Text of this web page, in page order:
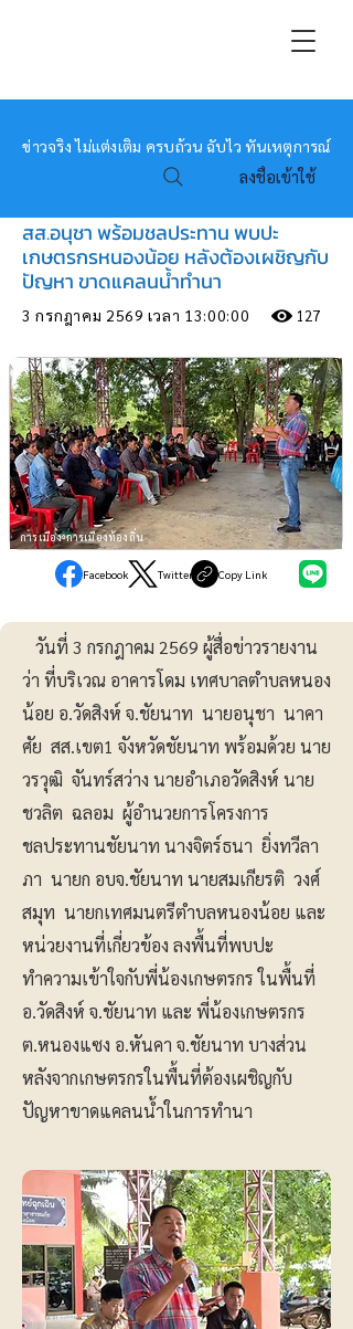
หมอข่าว
ข่าวจริง ไม่แต่งเติม ครบถ้วน ฉับไว ทันเหตุการณ์
ลงชื่อเข้าใช้
สส.อนุชา พร้อมชลประทาน พบปะ
เกษตรกรหนองน้อย หลังต้องเผชิญกับ
ปัญหา ขาดแคลนน้ำทำนา
3 กรกฎาคม 2569 เวลา 13:00:00 127
การเมือง-การเมืองท้องถิ่น
Facebook Twitter Copy Link
วันที่ 3 กรกฎาคม 2569 ผู้สื่อข่าวรายงาน
ว่า ที่บริเวณ อาคารโดม เทศบาลตำบลหนอง
น้อย อ.วัดสิงห์ จ.ชัยนาท นายอนุชา นาคา
ศัย สส.เขต1 จังหวัดชัยนาท พร้อมด้วย นาย
วรวุฒิ จันทร์สว่าง นายอำเภอวัดสิงห์ นาย
ชวลิต ฉลอม ผู้อำนวยการโครงการ
ชลประทานชัยนาท นางจิตร์ธนา ยิ่งทวีลา
ภา นายก อบจ.ชัยนาท นายสมเกียรติ วงศ์
สมุท นายกเทศมนตรีตำบลหนองน้อย และ
หน่วยงานที่เกี่ยวข้อง ลงพื้นที่พบปะ
ทำความเข้าใจกับพี่น้องเกษตรกร ในพื้นที่
อ.วัดสิงห์ จ.ชัยนาท และ พี่น้องเกษตรกร
ต.หนองแซง อ.หันคา จ.ชัยนาท บางส่วน
หลังจากเกษตรกรในพื้นที่ต้องเผชิญกับ
ปัญหาขาดแคลนน้ำในการทำนา